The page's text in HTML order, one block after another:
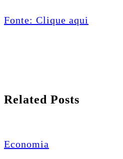
Fonte: Clique aqui
Related Posts
Economia